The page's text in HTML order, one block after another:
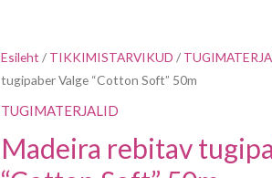
Esileht / TIKKIMISTARVIKUD /
tugipaber Valge “Cotton Soft” 50m
TUGIMATERJALID
Madeira rebitav
Madeira
rebitav
tugipaber
"Cotton